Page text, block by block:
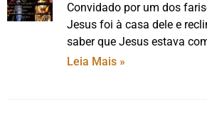
Convidado por um dos
Jesus foi à casa dele e
saber que Jesus estava
Leia Mais »